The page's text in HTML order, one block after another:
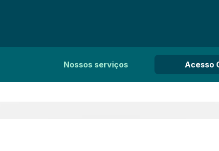
Nossos serviços Acesso